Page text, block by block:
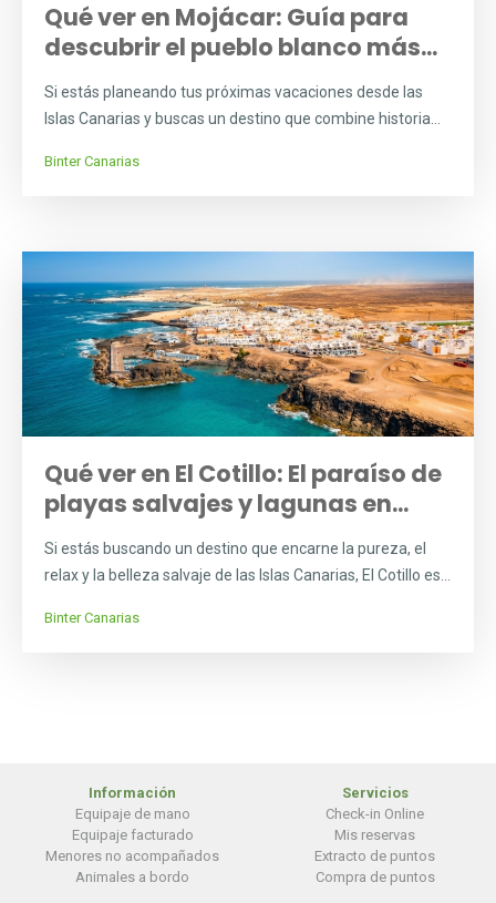
Qué ver en Mojácar: Guía para
descubrir el pueblo blanco más...
Si estás planeando tus próximas vacaciones desde las
Islas Canarias y buscas un destino que combine historia...
Binter Canarias
Qué ver en El Cotillo: El paraíso de
playas salvajes y lagunas en...
Si estás buscando un destino que encarne la pureza, el
relax y la belleza salvaje de las Islas Canarias, El Cotillo es...
Binter Canarias
Información
Equipaje de mano
Equipaje facturado
Menores no acompañados
Animales a bordo
Servicios
Check-in Online
Mis reservas
Extracto de puntos
Compra de puntos